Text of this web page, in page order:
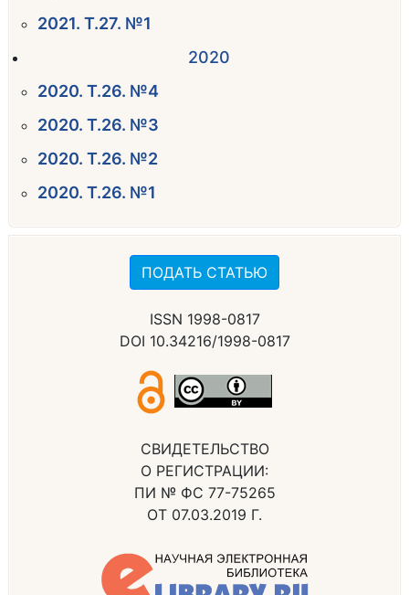
ПОДАТЬ СТАТЬЮ
ISSN 1998-0817
DOI 10.34216/1998-0817
СВИДЕТЕЛЬСТВО
О РЕГИСТРАЦИИ:
ПИ № ФС 77-75265
ОТ 07.03.2019 Г.
2021. Т.27. №1
2020
2020. Т.26. №4
2020. Т.26. №3
2020. Т.26. №2
2020. Т.26. №1